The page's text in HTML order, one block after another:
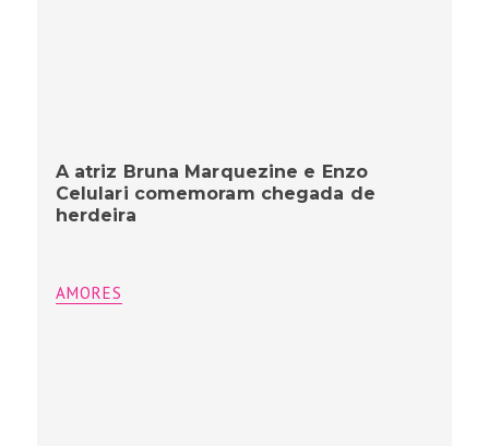
A atriz Bruna Marquezine e Enzo
Celulari comemoram chegada de
herdeira
AMORES